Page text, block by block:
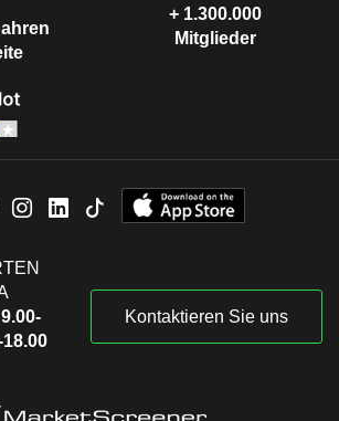
+ 1.300.000
Mitglieder
Kontaktieren Sie uns